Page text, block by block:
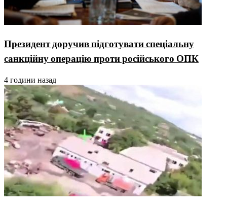
Президент доручив підготувати спеціальну
санкційну операцію проти російського ОПК
4 години назад